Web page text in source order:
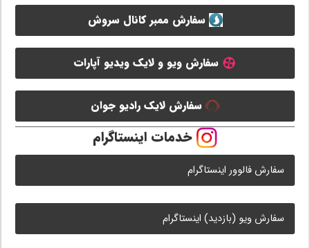
سفارش ممبر کانال سروش
سفارش ویو و لایک ویدیو آپارات
سفارش لایک رادیو جوان
خدمات اینستاگرام
سفارش فالوور اینستاگرام
سفارش ویو (بازدید) اینستاگرام